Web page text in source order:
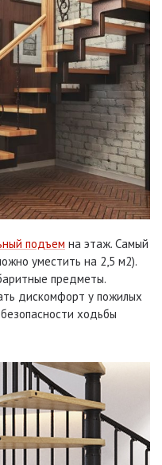
подъем на этаж. Самый
уместить на 2,5 м2).
предметы.
дискомфорт у пожилых
ходьбы